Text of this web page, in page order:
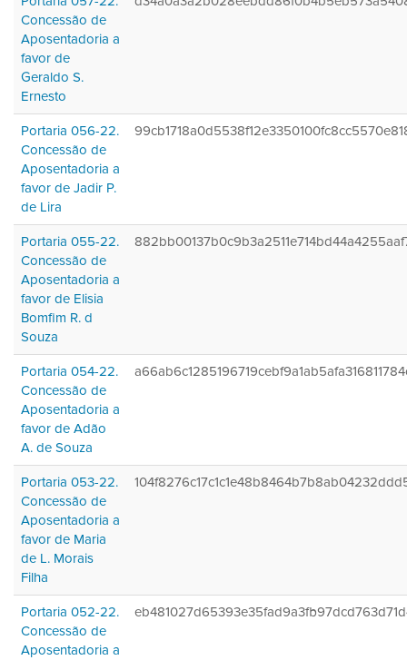
Concessão de
Aposentadoria a
favor de
Geraldo S.
Ernesto
Portaria 056-22.
Concessão de
Aposentadoria a
favor de Jadir P.
de Lira
Portaria 055-22.
Concessão de
Aposentadoria a
favor de Elisia
Bomfim R. d
Souza
Portaria 054-22.
Concessão de
Aposentadoria a
favor de Adão
A. de Souza
Portaria 053-22.
Concessão de
Aposentadoria a
favor de Maria
de L. Morais
Filha
Portaria 052-22.
Concessão de
Aposentadoria a